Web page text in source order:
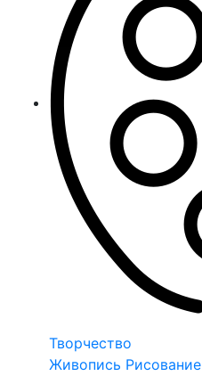
Творчество
Живопись Рисование